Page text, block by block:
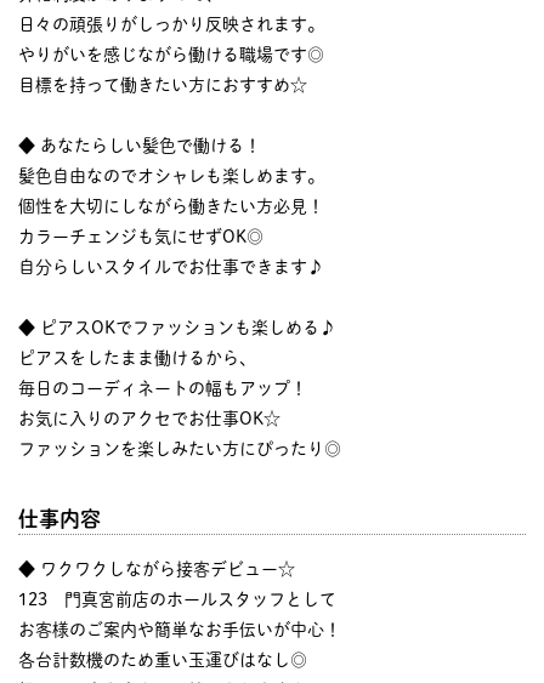
日々の頑張りがしっかり反映されます。
やりがいを感じながら働ける職場です◎
目標を持って働きたい方におすすめ☆
◆ あなたらしい髪色で働ける！
髪色自由なのでオシャレも楽しめます。
個性を大切にしながら働きたい方必見！
カラーチェンジも気にせずOK◎
自分らしいスタイルでお仕事できます♪
◆ ピアスOKでファッションも楽しめる♪
ピアスをしたまま働けるから、
毎日のコーディネートの幅もアップ！
お気に入りのアクセでお仕事OK☆
ファッションを楽しみたい方にぴったり◎
仕事内容
◆ ワクワクしながら接客デビュー☆
123 門真宮前店のホールスタッフとして
お客様のご案内や簡単なお手伝いが中心！
各台計数機のため重い玉運びはなし◎